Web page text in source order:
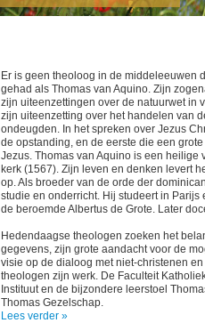
Er is geen theoloog in de middeleeuwen
gehad als Thomas van Aquino. Zijn
zijn uiteenzettingen over de natuurwet in
zijn uiteenzetting over het handelen van
ondeugden. In het spreken over Jezus
de opstanding, en de eerste die een
Jezus. Thomas van Aquino is een heilige
kerk (1567). Zijn leven en denken levert
op. Als broeder van de orde der
studie en onderricht. Hij studeert in
de beroemde Albertus de Grote. Later
Hedendaagse theologen zoeken het
gegevens, zijn grote aandacht voor de
visie op de dialoog met niet-christenen
theologen zijn werk. De Faculteit
Instituut en de bijzondere leerstoel
Thomas Gezelschap.
Lees verder »